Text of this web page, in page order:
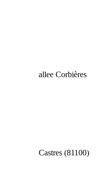
allee Corbières
Castres (81100)